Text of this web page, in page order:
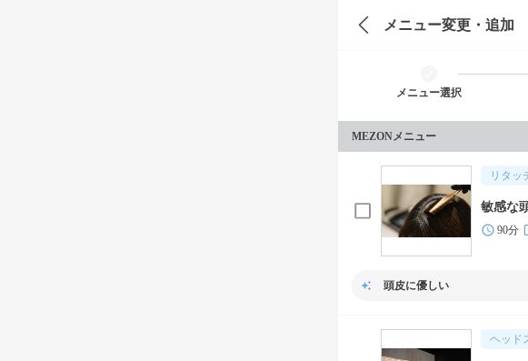
メニュー変更・追加
メニュー選択
MEZONメニュー
リタッ
敏感な
90分
頭皮に優しい
ヘッド